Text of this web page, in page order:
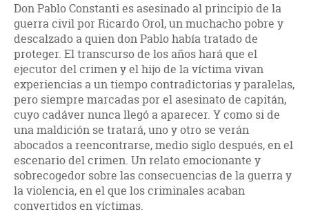
Don Pablo Constanti es asesinado al principio de la
guerra civil por Ricardo Orol, un muchacho pobre y
descalzado a quien don Pablo había tratado de
proteger. El transcurso de los años hará que el
ejecutor del crimen y el hijo de la víctima vivan
experiencias a un tiempo contradictorias y paralelas,
pero siempre marcadas por el asesinato de capitán,
cuyo cadáver nunca llegó a aparecer. Y como si de
una maldición se tratará, uno y otro se verán
abocados a reencontrarse, medio siglo después, en el
escenario del crimen. Un relato emocionante y
sobrecogedor sobre las consecuencias de la guerra y
la violencia, en el que los criminales acaban
convertidos en víctimas.